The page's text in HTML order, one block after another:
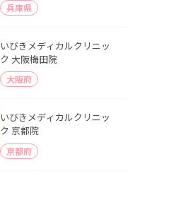
兵庫県
いびきメディカルクリニッ
ク 大阪梅田院
大阪府
いびきメディカルクリニッ
ク 京都院
京都府